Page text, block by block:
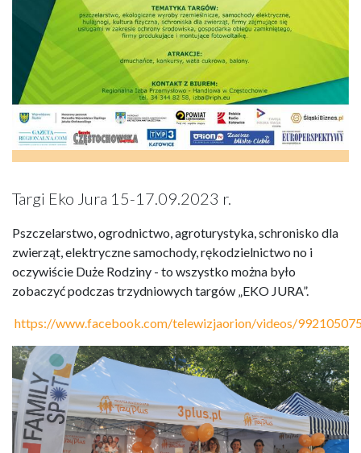
Targi Eko Jura 15-17.09.2023 r.
Pszczelarstwo, ogrodnictwo, agroturystyka, schronisko dla
zwierząt, elektryczne samochody, rękodzielnictwo no i
oczywiście Duże Rodziny - to wszystko można było
zobaczyć podczas trzydniowych targów „EKO JURA”.
https://www.facebook.com/telewizjaorion/videos/